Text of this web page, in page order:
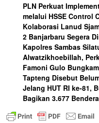
PLN Perkuat
melalui HSSE Control
Kolaborasi Lanud
2 Banjarbaru Segera
Kapolres Sambas
Alwatzikhoebillah,
Famoni Gulo
Tapteng Disebut
Jelang HUT RI ke-81,
Bagikan 3.677